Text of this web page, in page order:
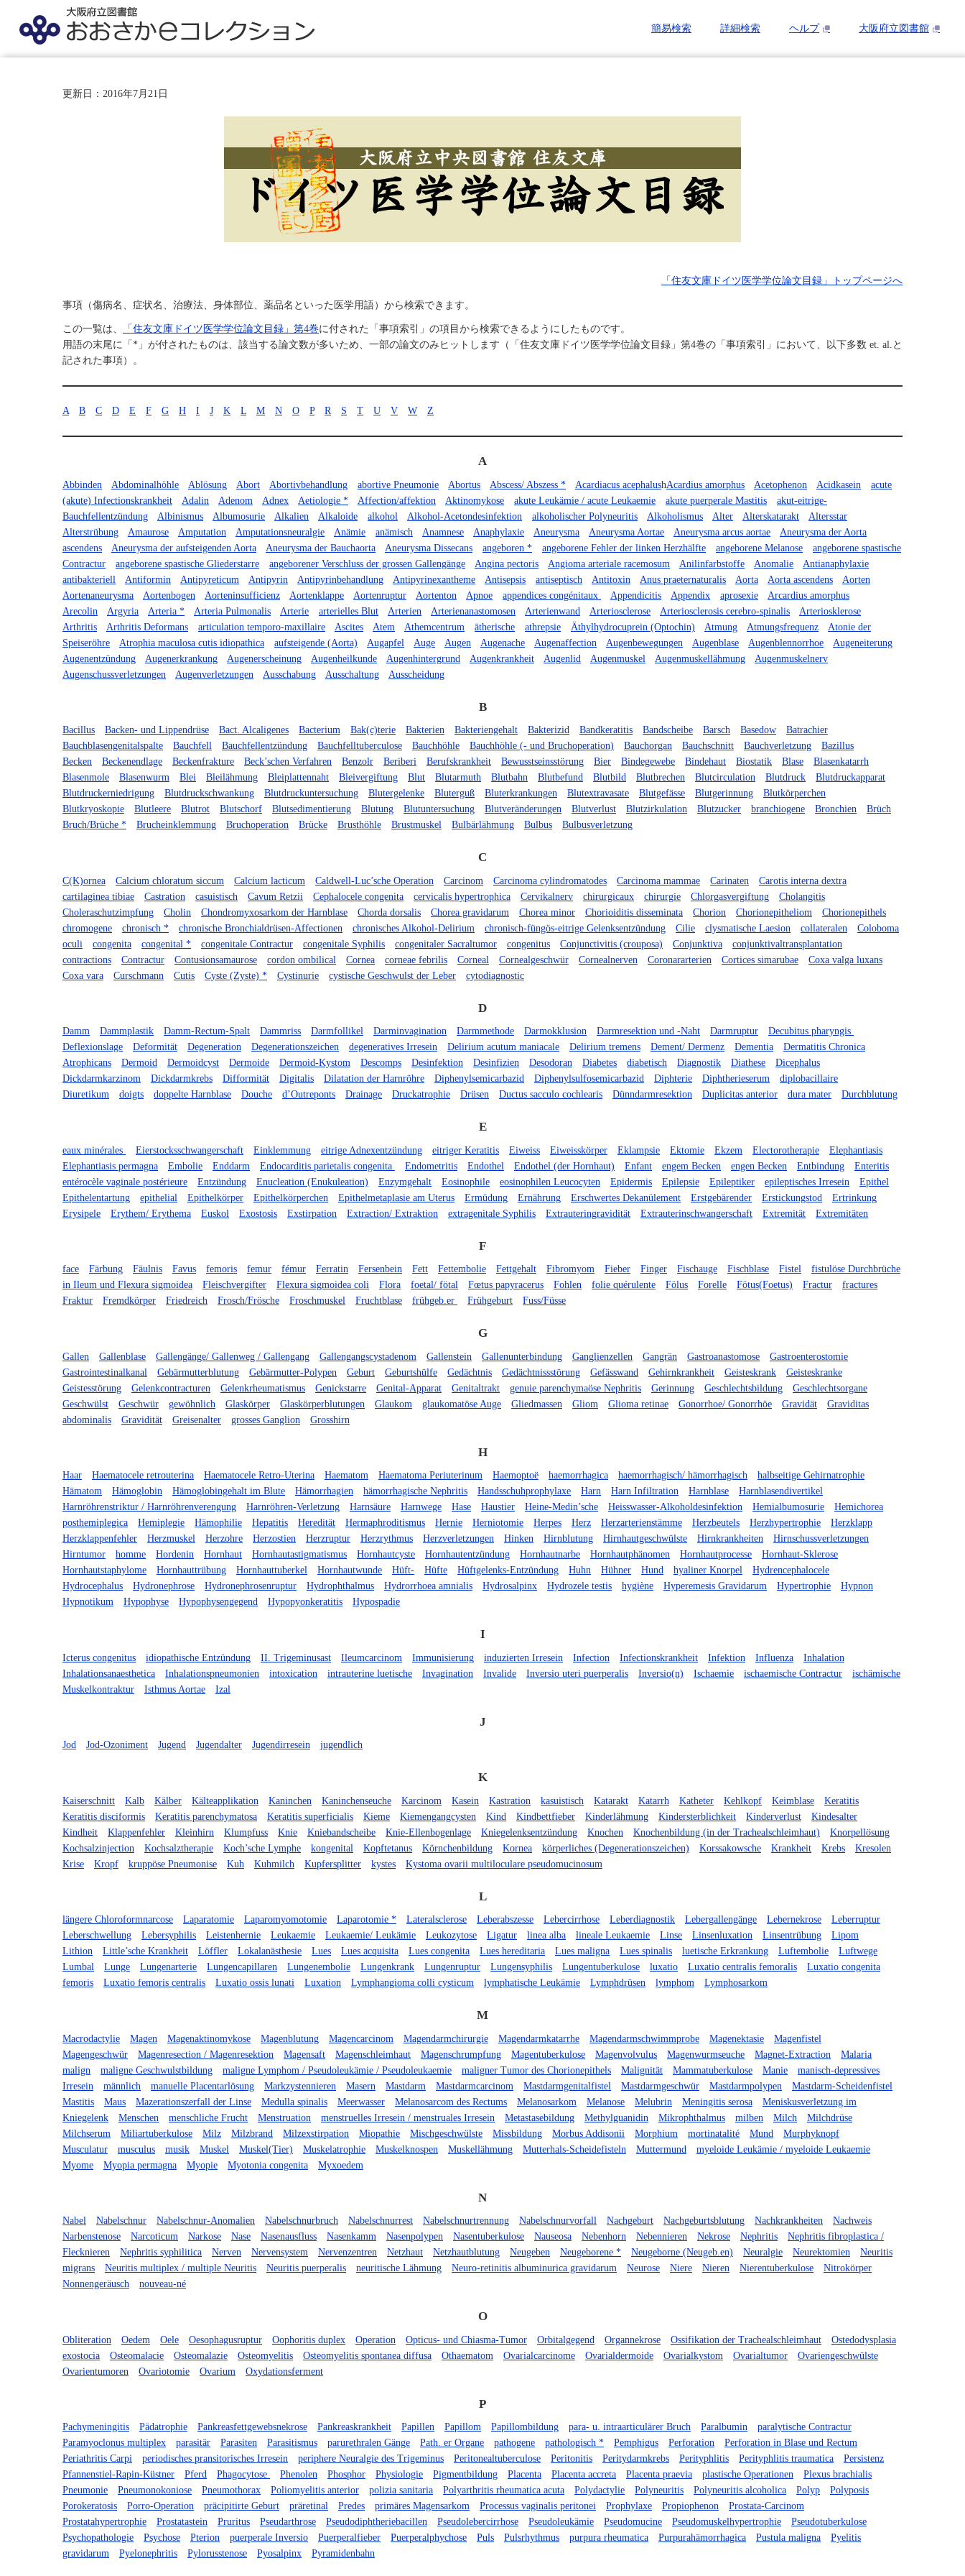
簡易検索 詳細検索 ヘルプ 大阪府立図書館
更新日：2016年7月21日
「住友文庫ドイツ医学学位論文目録」トップページへ
事項（傷病名、症状名、治療法、身体部位、薬品名といった医学用語）から検索できます。
この一覧は、 「住友文庫ドイツ医学学位論文目録」第4巻に付された「事項索引」の項目から検索できるようにしたものです。
用語の末尾に「*」が付されたものは、該当する論文数が多いため、一部の論文のみヒットします（「住友文庫ドイツ医学学位論文目録」第4巻の「事項索引」において、以下多数 et. al.と
記された事項）。
A B C D E F G H I J K L M N O P R S T U V W Z
A
Abbinden Abdominalhöhle Ablösung Abort Abortivbehandlung abortive Pneumonie Abortus Abscess/ Abszess * Acardiacus acephalushAcardius amorphus Acetophenon Acidkasein
acute
(akute) Infectionskrankheit
Adalin Adenom Adnex Aetiologie * Affection/affektion Aktinomykose akute Leukämie / acute Leukaemie akute puerperale Mastitis
akut-eitrige-
Bauchfellentzündung
Albinismus Albumosurie Alkalien Alkaloide alkohol Alkohol-Acetondesinfektion alkoholischer Polyneuritis Alkoholismus Alter Alterskatarakt
Altersstar
Alterstrübung
Amaurose Amputation Amputationsneuralgie Anämie anämisch Anamnese Anaphylaxie Aneurysma Aneurysma Aortae Aneurysma arcus aortae
Aneurysma der Aorta
ascendens
Aneurysma der aufsteigenden Aorta Aneurysma der Bauchaorta Aneurysma Dissecans angeboren * angeborene Fehler der linken Herzhälfte angeborene Melanose
angeborene spastische
Contractur
angeborene spastische Gliederstarre angeborener Verschluss der grossen Gallengänge Angina pectoris Angioma arteriale racemosum Anilinfarbstoffe Anomalie
Antianaphylaxie
antibakteriell
Antiformin Antipyreticum Antipyrin Antipyrinbehandlung Antipyrinexantheme Antisepsis antiseptisch Antitoxin Anus praeternaturalis Aorta Aorta ascendens
Aorten
Aortenaneurysma
Aortenbogen Aorteninsufficienz Aortenklappe Aortenruptur Aortenton Apnoe appendices congénitaux Appendicitis Appendix aprosexie
Arcardius amorphus
Arecolin
Argyria Arteria * Arteria Pulmonalis Arterie arterielles Blut Arterien Arterienanastomosen Arterienwand Arteriosclerose Arteriosclerosis cerebro-spinalis
Arteriosklerose
Arthritis
Arthritis Deformans articulation temporo-maxillaire Ascites Atem Athemcentrum ätherische athrepsie Äthylhydrocuprein (Optochin) Atmung Atmungsfrequenz
Atonie der
Speiseröhre
Atrophia maculosa cutis idiopathica aufsteigende (Aorta) Augapfel Auge Augen Augenache Augenaffection Augenbewegungen Augenblase Augenblennorrhoe
Augeneiterung
Augenentzündung
Augenerkrankung Augenerscheinung Augenheilkunde Augenhintergrund Augenkrankheit Augenlid Augenmuskel Augenmuskellähmung
Augenmuskelnerv
Augenschussverletzungen
Augenverletzungen Ausschabung Ausschaltung Ausscheidung
B
Bacillus Backen- und Lippendrüse Bact. Alcaligenes Bacterium Bak(c)terie Bakterien Bakteriengehalt Bakterizid Bandkeratitis Bandscheibe Barsch Basedow
Batrachier
Bauchblasengenitalspalte
Bauchfell Bauchfellentzündung Bauchfelltuberculose Bauchhöhle Bauchhöhle (- und Bruchoperation) Bauchorgan Bauchschnitt Bauchverletzung
Bazillus
Becken
Beckenendlage Beckenfrakture Beck’schen Verfahren Benzolr Beriberi Berufskrankheit Bewusstseinsstörung Bier Bindegewebe Bindehaut Biostatik Blase
Blasenkatarrh
Blasenmole
Blasenwurm Blei Bleilähmung Bleiplattennaht Bleivergiftung Blut Blutarmuth Blutbahn Blutbefund Blutbild Blutbrechen Blutcirculation Blutdruck
Blutdruckapparat
Blutdruckerniedrigung
Blutdruckschwankung Blutdruckuntersuchung Blutergelenke Bluterguß Bluterkrankungen Blutextravasate Blutgefässe Blutgerinnung
Blutkörperchen
Blutkryoskopie
Blutleere Blutrot Blutschorf Blutsedimentierung Blutung Blutuntersuchung Blutveränderungen Blutverlust Blutzirkulation Blutzucker branchiogene Bronchien
Brüch
Bruch/Brüche *
Brucheinklemmung Bruchoperation Brücke Brusthöhle Brustmuskel Bulbärlähmung Bulbus Bulbusverletzung
C
C(K)ornea Calcium chloratum siccum Calcium lacticum Caldwell-Luc’sche Operation Carcinom Carcinoma cylindromatodes Carcinoma mammae Carinaten
Carotis interna dextra
cartilaginea tibiae
Castration casuistisch Cavum Retzii Cephalocele congenita cervicalis hypertrophica Cervikalnerv chirurgicaux chirurgie Chlorgasvergiftung
Cholangitis
Choleraschutzimpfung
Cholin Chondromyxosarkom der Harnblase Chorda dorsalis Chorea gravidarum Chorea minor Chorioiditis disseminata Chorion Chorionepitheliom
Chorionepithels
chromogene
chronisch * chronische Bronchialdrüsen-Affectionen chronisches Alkohol-Delirium chronisch-füngös-eitrige Gelenksentzündung Cilie clysmatische Laesion collateralen
Coloboma
oculi
congenita congenital * congenitale Contractur congenitale Syphilis congenitaler Sacraltumor congenitus Conjunctivitis (crouposa) Conjunktiva
conjunktivaltransplantation
contractions
Contractur Contusionsamaurose cordon ombilical Cornea corneae febrilis Corneal Cornealgeschwür Cornealnerven Coronararterien Cortices simarubae
Coxa valga luxans
Coxa vara
Curschmann Cutis Cyste (Zyste) * Cystinurie cystische Geschwulst der Leber cytodiagnostic
D
Damm Dammplastik Damm-Rectum-Spalt Dammriss Darmfollikel Darminvagination Darmmethode Darmokklusion Darmresektion und -Naht Darmruptur
Decubitus pharyngis
Deflexionslage
Deformität Degeneration Degenerationszeichen degeneratives Irresein Delirium acutum maniacale Delirium tremens Dement/ Dermenz Dementia
Dermatitis Chronica
Atrophicans
Dermoid Dermoidcyst Dermoide Dermoid-Kystom Descomps Desinfektion Desinfizien Desodoran Diabetes diabetisch Diagnostik Diathese
Dicephalus
Dickdarmkarzinom
Dickdarmkrebs Difformität Digitalis Dilatation der Harnröhre Diphenylsemicarbazid Diphenylsulfosemicarbazid Diphterie Diphtherieserum
diplobacillaire
Diuretikum
doigts doppelte Harnblase Douche d’Outreponts Drainage Druckatrophie Drüsen Ductus sacculo cochlearis Dünndarmresektion Duplicitas anterior dura mater Durchblutung
E
eaux minérales Eierstocksschwangerschaft Einklemmung eitrige Adnexentzündung eitriger Keratitis Eiweiss Eiweisskörper Eklampsie Ektomie Ekzem Electorotherapie
Elephantiasis
Elephantiasis permagna
Embolie Enddarm Endocarditis parietalis congenita Endometritis Endothel Endothel (der Hornhaut) Enfant engem Becken engen Becken Entbindung
Enteritis
entérocèle vaginale postérieure
Entzündung Enucleation (Enukuleation) Enzymgehalt Eosinophile eosinophilen Leucocyten Epidermis Epilepsie Epileptiker epileptisches Irresein
Epithel
Epithelentartung
epithelial Epithelkörper Epithelkörperchen Epithelmetaplasie am Uterus Ermüdung Ernährung Erschwertes Dekanülement Erstgebärender Erstickungstod
Ertrinkung
Erysipele
Erythem/ Erythema Euskol Exostosis Exstirpation Extraction/ Extraktion extragenitale Syphilis Extrauteringravidität Extrauterinschwangerschaft Extremität Extremitäten
F
face Färbung Fäulnis Favus femoris femur fémur Ferratin Fersenbein Fett Fettembolie Fettgehalt Fibromyom Fieber Finger Fischauge Fischblase Fistel
fistulöse Durchbrüche
in Ileum und Flexura sigmoidea
Fleischvergifter Flexura sigmoidea coli Flora foetal/ fötal Fœtus papyracerus Fohlen folie quérulente Fölus Forelle Fötus(Foetus) Fractur
fractures
Fraktur
Fremdkörper Friedreich Frosch/Frösche Froschmuskel Fruchtblase frühgeb.er Frühgeburt Fuss/Füsse
G
Gallen Gallenblase Gallengänge/ Gallenweg / Gallengang Gallengangscystadenom Gallenstein Gallenunterbindung Ganglienzellen Gangrän Gastroanastomose
Gastroenterostomie
Gastrointestinalkanal
Gebärmutterblutung Gebärmutter-Polypen Geburt Geburtshülfe Gedächtnis Gedächtnissstörung Gefässwand Gehirnkrankheit Geisteskrank
Geisteskranke
Geistesstörung
Gelenkcontracturen Gelenkrheumatismus Genickstarre Genital-Apparat Genitaltrakt genuie parenchymaöse Nephritis Gerinnung Geschlechtsbildung
Geschlechtsorgane
Geschwülst
Geschwür gewöhnlich Glaskörper Glaskörperblutungen Glaukom glaukomatöse Auge Gliedmassen Gliom Glioma retinae Gonorrhoe/ Gonorrhöe Gravidät
Graviditas
abdominalis
Gravidität Greisenalter grosses Ganglion Grosshirn
H
Haar Haematocele retrouterina Haematocele Retro-Uterina Haematom Haematoma Periuterinum Haemoptoë haemorrhagica haemorrhagisch/ hämorrhagisch
halbseitige Gehirnatrophie
Hämatom
Hämoglobin Hämoglobingehalt im Blute Hämorrhagien hämorrhagische Nephritis Handsschuhprophylaxe Harn Harn Infiltration Harnblase
Harnblasendivertikel
Harnröhrenstriktur / Harnröhrenverengung
Harnröhren-Verletzung Harnsäure Harnwege Hase Haustier Heine-Medin’sche Heisswasser-Alkoholdesinfektion Hemialbumosurie
Hemichorea
posthemiplegica
Hemiplegie Hämophilie Hepatitis Heredität Hermaphroditismus Hernie Herniotomie Herpes Herz Herzarterienstämme Herzbeutels Herzhypertrophie
Herzklapp
Herzklappenfehler
Herzmuskel Herzohre Herzostien Herzruptur Herzrythmus Herzverletzungen Hinken Hirnblutung Hirnhautgeschwülste Hirnkrankheiten
Hirnschussverletzungen
Hirntumor
homme Hordenin Hornhaut Hornhautastigmatismus Hornhautcyste Hornhautentzündung Hornhautnarbe Hornhautphänomen Hornhautprocesse
Hornhaut-Sklerose
Hornhautstaphylome
Hornhauttrübung Hornhauttuberkel Hornhautwunde Hüft- Hüfte Hüftgelenks-Entzündung Huhn Hühner Hund hyaliner Knorpel
Hydrencephalocele
Hydrocephalus
Hydronephrose Hydronephrosenruptur Hydrophthalmus Hydrorrhoea amnialis Hydrosalpinx Hydrozele testis hygiène Hyperemesis Gravidarum Hypertrophie
Hypnon
Hypnotikum
Hypophyse Hypophysengegend Hypopyonkeratitis Hypospadie
I
Icterus congenitus idiopathische Entzündung II. Trigeminusast Ileumcarcinom Immunisierung induzierten Irresein Infection Infectionskrankheit Infektion Influenza
Inhalation
Inhalationsanaesthetica
Inhalationspneumonien intoxication intrauterine luetische Invagination Invalide Inversio uteri puerperalis Inversio(n) Ischaemie ischaemische Contractur
ischämische
Muskelkontraktur
Isthmus Aortae Izal
J
Jod Jod-Ozoniment Jugend Jugendalter Jugendirresein jugendlich
K
Kaiserschnitt Kalb Kälber Kälteapplikation Kaninchen Kaninchenseuche Karcinom Kasein Kastration kasuistisch Katarakt Katarrh Katheter Kehlkopf Keimblase
Keratitis
Keratitis disciformis
Keratitis parenchymatosa Keratitis superficialis Kieme Kiemengangcysten Kind Kindbettfieber Kinderlähmung Kindersterblichkeit Kinderverlust
Kindesalter
Kindheit
Klappenfehler Kleinhirn Klumpfuss Knie Kniebandscheibe Knie-Ellenbogenlage Kniegelenksentzündung Knochen Knochenbildung (in der Trachealschleimhaut)
Knorpellösung
Kochsalzinjection
Kochsalztherapie Koch’sche Lymphe kongenital Kopftetanus Körnchenbildung Kornea körperliches (Degenerationszeichen) Korssakowsche Krankheit Krebs
Kresolen
Krise
Kropf kruppöse Pneumonise Kuh Kuhmilch Kupfersplitter kystes Kystoma ovarii multiloculare pseudomucinosum
L
längere Chloroformnarcose Laparatomie Laparomyomotomie Laparotomie * Lateralsclerose Leberabszesse Lebercirrhose Leberdiagnostik Lebergallengänge Lebernekrose
Leberruptur
Leberschwellung
Lebersyphilis Leistenhernie Leukaemie Leukaemie/ Leukämie Leukozytose Ligatur linea alba lineale Leukaemie Linse Linsenluxation Linsentrübung
Lipom
Lithion
Little’sche Krankheit Löffler Lokalanästhesie Lues Lues acquisita Lues congenita Lues hereditaria Lues maligna Lues spinalis luetische Erkrankung Luftembolie
Luftwege
Lumbal
Lunge Lungenarterie Lungencapillaren Lungenembolie Lungenkrank Lungenruptur Lungensyphilis Lungentuberkulose luxatio Luxatio centralis femoralis
Luxatio congenita
femoris
Luxatio femoris centralis Luxatio ossis lunati Luxation Lymphangioma colli cysticum lymphatische Leukämie Lymphdrüsen lymphom Lymphosarkom
M
Macrodactylie Magen Magenaktinomykose Magenblutung Magencarcinom Magendarmchirurgie Magendarmkatarrhe Magendarmschwimmprobe Magenektasie
Magenfistel
Magengeschwür
Magenresection / Magenresektion Magensaft Magenschleimhaut Magenschrumpfung Magentuberkulose Magenvolvulus Magenwurmseuche Magnet-Extraction
Malaria
malign
maligne Geschwulstbildung maligne Lymphom / Pseudoleukämie / Pseudoleukaemie maligner Tumor des Chorionepithels Malignität Mammatuberkulose Manie
manisch-depressives
Irresein
männlich manuelle Placentarlösung Markzystennieren Masern Mastdarm Mastdarmcarcinom Mastdarmgenitalfistel Mastdarmgeschwür Mastdarmpolypen
Mastdarm-Scheidenfistel
Mastitis
Maus Mazerationszerfall der Linse Medulla spinalis Meerwasser Melanosarcom des Rectums Melanosarkom Melanose Melubrin Meningitis serosa
Meniskusverletzung im
Kniegelenk
Menschen menschliche Frucht Menstruation menstruelles Irresein / menstruales Irresein Metastasebildung Methylguanidin Mikrophthalmus milben Milch
Milchdrüse
Milchserum
Miliartuberkulose Milz Milzbrand Milzexstirpation Miopathie Mischgeschwülste Missbildung Morbus Addisonii Morphium mortinatalité Mund
Murphyknopf
Musculatur
musculus musik Muskel Muskel(Tier) Muskelatrophie Muskelknospen Muskellähmung Mutterhals-Scheidefisteln Muttermund
myeloide Leukämie / myeloide Leukaemie
Myome
Myopia permagna Myopie Myotonia congenita Myxoedem
N
Nabel Nabelschnur Nabelschnur-Anomalien Nabelschnurbruch Nabelschnurrest Nabelschnurtrennung Nabelschnurvorfall Nachgeburt Nachgeburtsblutung Nachkrankheiten
Nachweis
Narbenstenose
Narcoticum Narkose Nase Nasenausfluss Nasenkamm Nasenpolypen Nasentuberkulose Nauseosa Nebenhorn Nebennieren Nekrose Nephritis
Nephritis fibroplastica /
Flecknieren
Nephritis syphilitica Nerven Nervensystem Nervenzentren Netzhaut Netzhautblutung Neugeben Neugeborene * Neugeborne (Neugeb.en) Neuralgie Neurektomien
Neuritis
migrans
Neuritis multiplex / multiple Neuritis Neuritis puerperalis neuritische Lähmung Neuro-retinitis albuminurica gravidarum Neurose Niere Nieren Nierentuberkulose
Nitrokörper
Nonnengeräusch
nouveau-né
O
Obliteration Oedem Oele Oesophagusruptur Oophoritis duplex Operation Opticus- und Chiasma-Tumor Orbitalgegend Organnekrose Ossifikation der Trachealschleimhaut
Ostedodysplasia
exostocia
Osteomalacie Osteomalazie Osteomyelitis Osteomyelitis spontanea diffusa Othaematom Ovarialcarcinome Ovarialdermoide Ovarialkystom Ovarialtumor
Ovariengeschwülste
Ovarientumoren
Ovariotomie Ovarium Oxydationsferment
P
Pachymeningitis Pädatrophie Pankreasfettgewebsnekrose Pankreaskrankheit Papillen Papillom Papillombildung para- u. intraarticulärer Bruch Paralbumin
paralytische Contractur
Paramyoclonus multiplex
parasitär Parasiten Parasitismus parurethralen Gänge Path. er Organe pathogene pathologisch * Pemphigus Perforation
Perforation in Blase und Rectum
Periathritis Carpi
periodisches pransitorisches Irresein periphere Neuralgie des Trigeminus Peritonealtuberculose Peritonitis Peritydarmkrebs Perityphlitis Perityphlitis traumatica
Persistenz
Pfannenstiel-Rapin-Küstner
Pferd Phagocytose Phenolen Phosphor Physiologie Pigmentbildung Placenta Placenta accreta Placenta praevia plastische Operationen
Plexus brachialis
Pneumonie
Pneumonokoniose Pneumothorax Poliomyelitis anterior polizia sanitaria Polyarthritis rheumatica acuta Polydactylie Polyneuritis Polyneuritis alcoholica Polyp
Polyposis
Porokeratosis
Porro-Operation präcipitirte Geburt präretinal Predes primäres Magensarkom Processus vaginalis peritonei Prophylaxe Propiophenon
Prostata-Carcinom
Prostatahypertrophie
Prostatastein Pruritus Pseudarthrose Pseudodiphtheriebacillen Pseudolebercirrhose Pseudoleukämie Pseudomucine Pseudomuskelhypertrophie
Pseudotuberkulose
Psychopathologie
Psychose Pterion puerperale Inversio Puerperalfieber Puerperalphychose Puls Pulsrhythmus purpura rheumatica Purpurahämorrhagica Pustula maligna
Pyelitis
gravidarum
Pyelonephritis Pylorusstenose Pyosalpinx Pyramidenbahn